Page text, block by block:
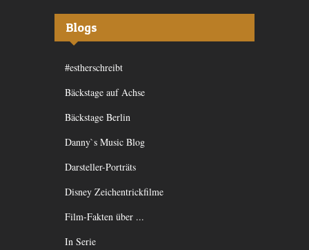
Blogs
#estherschreibt
Bäckstage auf Achse
Bäckstage Berlin
Danny`s Music Blog
Darsteller-Porträts
Disney Zeichentrickfilme
Film-Fakten über ...
In Serie